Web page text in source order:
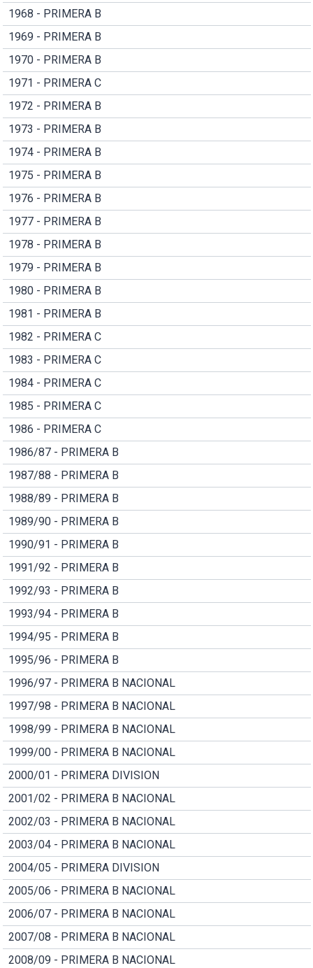
1968 - PRIMERA B
1969 - PRIMERA B
1970 - PRIMERA B
1971 - PRIMERA C
1972 - PRIMERA B
1973 - PRIMERA B
1974 - PRIMERA B
1975 - PRIMERA B
1976 - PRIMERA B
1977 - PRIMERA B
1978 - PRIMERA B
1979 - PRIMERA B
1980 - PRIMERA B
1981 - PRIMERA B
1982 - PRIMERA C
1983 - PRIMERA C
1984 - PRIMERA C
1985 - PRIMERA C
1986 - PRIMERA C
1986/87 - PRIMERA B
1987/88 - PRIMERA B
1988/89 - PRIMERA B
1989/90 - PRIMERA B
1990/91 - PRIMERA B
1991/92 - PRIMERA B
1992/93 - PRIMERA B
1993/94 - PRIMERA B
1994/95 - PRIMERA B
1995/96 - PRIMERA B
1996/97 - PRIMERA B NACIONAL
1997/98 - PRIMERA B NACIONAL
1998/99 - PRIMERA B NACIONAL
1999/00 - PRIMERA B NACIONAL
2000/01 - PRIMERA DIVISION
2001/02 - PRIMERA B NACIONAL
2002/03 - PRIMERA B NACIONAL
2003/04 - PRIMERA B NACIONAL
2004/05 - PRIMERA DIVISION
2005/06 - PRIMERA B NACIONAL
2006/07 - PRIMERA B NACIONAL
2007/08 - PRIMERA B NACIONAL
2008/09 - PRIMERA B NACIONAL